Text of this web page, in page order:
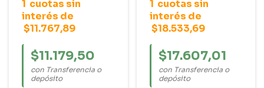
/ 205 / 206 / 207 / 306
1 cuotas sin
interés de
$11.767,89
$11.179,50
con Transferencia o
depósito
1 cuotas sin
interés de
$18.533,69
$17.607,01
con Transferencia o
depósito